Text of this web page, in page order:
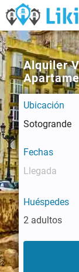
Alquiler
Ubicación
Fechas
Huéspedes
2 adultos